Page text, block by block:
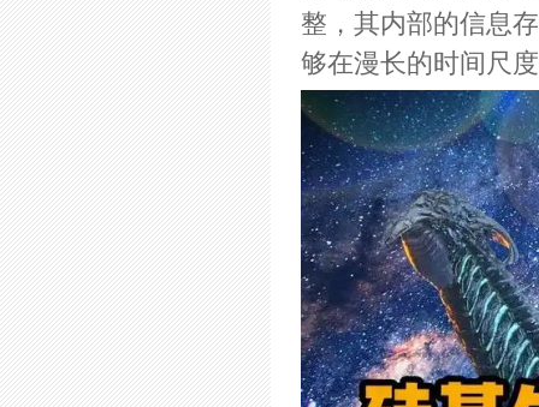
整，其内部的信息
够在漫长的时间尺